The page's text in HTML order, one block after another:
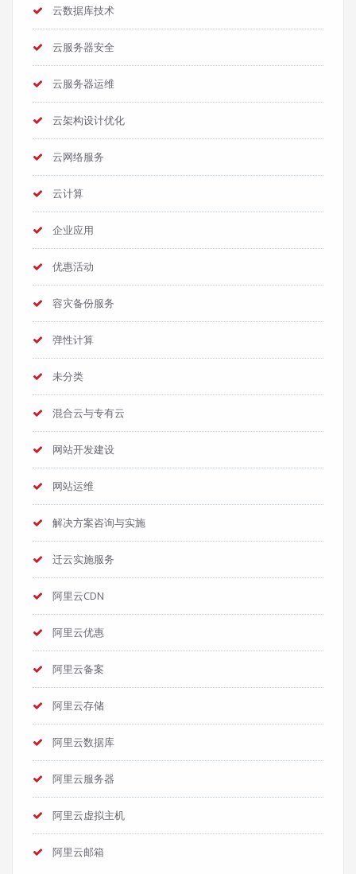
云数据库技术
云服务器安全
云服务器运维
云架构设计优化
云网络服务
云计算
企业应用
优惠活动
容灾备份服务
弹性计算
未分类
混合云与专有云
网站开发建设
网站运维
解决方案咨询与实施
迁云实施服务
阿里云CDN
阿里云优惠
阿里云备案
阿里云存储
阿里云数据库
阿里云服务器
阿里云虚拟主机
阿里云邮箱